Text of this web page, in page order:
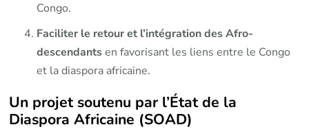
Congo.
Faciliter le retour et l’intégration des Afro-
descendantsen favorisant les liens entre le Congo
et la diaspora africaine.
Un projet soutenu par l’État de la
Diaspora Africaine (SOAD)